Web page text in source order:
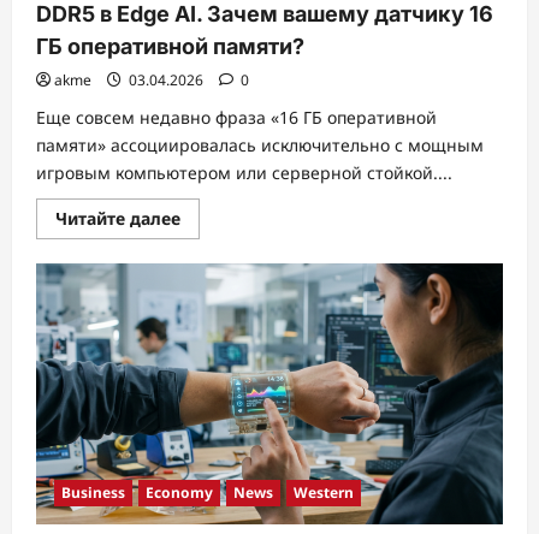
DDR5 в Edge AI. Зачем вашему датчику 16
ГБ оперативной памяти?
akme 03.04.2026 0
Еще совсем недавно фраза «16 ГБ оперативной
памяти» ассоциировалась исключительно с мощным
игровым компьютером или серверной стойкой....
Читайте далееПрочитать
больше
Новый
стандарт
памяти:
LPDDR5X
против
DDR5
в
Edge
AI.
Зачем
вашему
датчику
16
ГБ
оперативной
памяти?
Business Economy News Western